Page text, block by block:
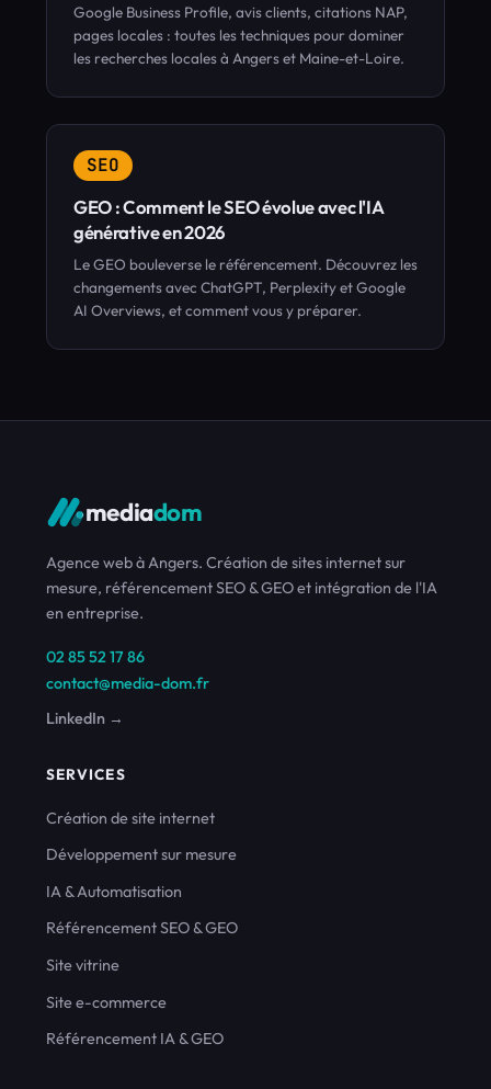
Google Business Profile, avis clients, citations NAP,
pages locales : toutes les techniques pour dominer
les recherches locales à Angers et Maine-et-Loire.
SEO
GEO : Comment le SEO évolue avec l'IA
générative en 2026
Le GEO bouleverse le référencement. Découvrez les
changements avec ChatGPT, Perplexity et Google
AI Overviews, et comment vous y préparer.
mediadom
Agence web à Angers. Création de sites internet sur
mesure, référencement SEO & GEO et intégration de l'IA
en entreprise.
02 85 52 17 86
contact@media-dom.fr
LinkedIn →
SERVICES
Création de site internet
Développement sur mesure
IA & Automatisation
Référencement SEO & GEO
Site vitrine
Site e-commerce
Référencement IA & GEO